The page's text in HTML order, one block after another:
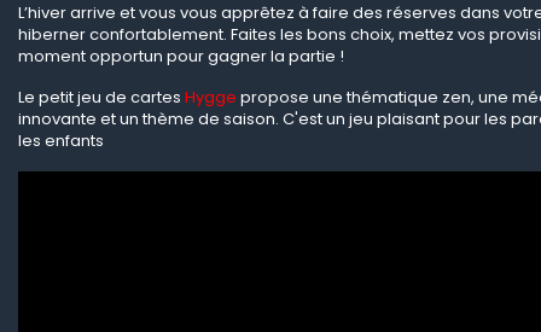
L’hiver arrive et vous vous apprêtez à faire des réserves dans
hiberner confortablement. Faites les bons choix, mettez vos
moment opportun pour gagner la partie !
Le petit jeu de cartes Hygge propose une thématique zen, une
innovante et un thème de saison. C'est un jeu plaisant pour les
les enfants